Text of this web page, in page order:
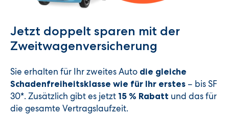
Jetzt doppelt sparen mit der
Zweitwagenversicherung
Sie erhalten für Ihr zweites Auto die gleiche
Schadenfreiheitsklasse wie für Ihr erstes – bis SF
30*. Zusätzlich gibt es jetzt 15 % Rabatt und das für
die gesamte Vertragslaufzeit.